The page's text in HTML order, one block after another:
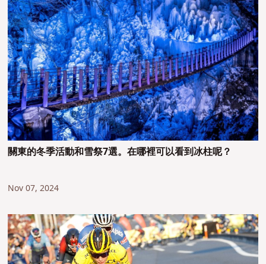
關東的冬季活動和雪祭7選。在哪裡可以看到冰柱呢？
Nov 07, 2024